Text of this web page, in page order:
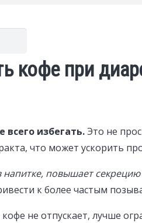
кофе при
избегать.Это не
что может ускорить
повышает
к более частым
не отпускает, лучше